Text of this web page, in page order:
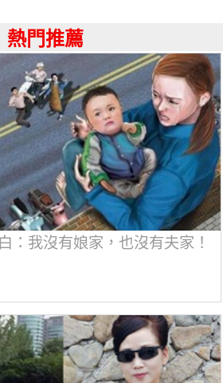
熱門推薦
：我沒有娘家，也沒有夫家！